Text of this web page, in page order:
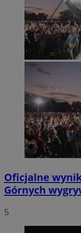
Oficjalne
Górnych
5